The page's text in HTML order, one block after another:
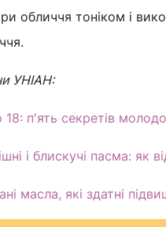
обличчя тоніком і
УНІАН:
18: п'ять секретів
і блискучі пасма: як
масла, які здатні